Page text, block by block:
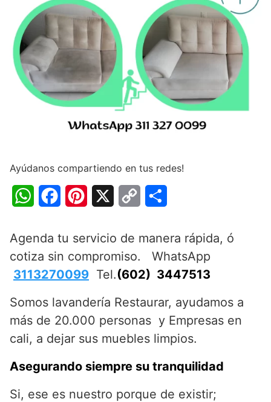
Ayúdanos compartiendo en tus redes!
W
a
t
s
A
p
c
e
b
o
o
k
n
t
e
r
e
t
p
L
i
n
m
p
a
r
t
r
Agenda tu servicio de manera rápida, ó
cotiza sin compromiso. WhatsApp
3113270099 Tel.(602) 3447513
Somos lavandería Restaurar, ayudamos a
más de 20.000 personas y Empresas en
cali, a dejar sus muebles limpios.
Asegurando siempre su tranquilidad
Si, ese es nuestro porque de existir;